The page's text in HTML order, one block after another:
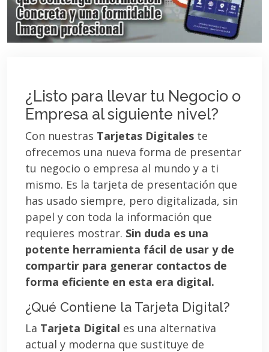
¿Listo para llevar tu Negocio o
Empresa al siguiente nivel?
Con nuestras Tarjetas Digitales te
ofrecemos una nueva forma de presentar
tu negocio o empresa al mundo y a ti
mismo. Es la tarjeta de presentación que
has usado siempre, pero digitalizada, sin
papel y con toda la información que
requieres mostrar. Sin duda es una
potente herramienta fácil de usar y de
compartir para generar contactos de
forma eficiente en esta era digital.
¿Qué Contiene la Tarjeta Digital?
La Tarjeta Digital es una alternativa
actual y moderna que sustituye de